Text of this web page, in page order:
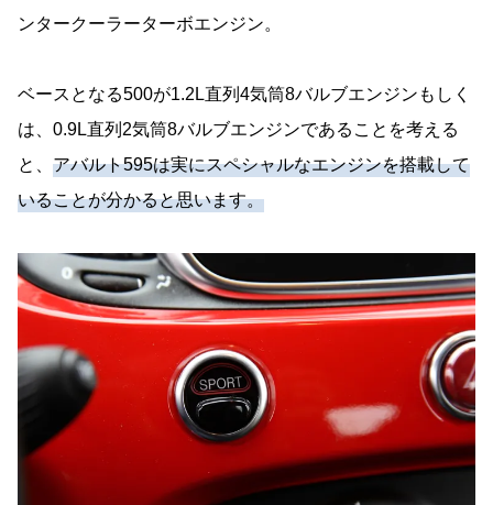
ンタークーラーターボエンジン。
ベースとなる500が1.2L直列4気筒8バルブエンジンもしく
は、0.9L直列2気筒8バルブエンジンであることを考える
と、 アバルト595は実にスペシャルなエンジンを搭載して
いることが分かると思います。